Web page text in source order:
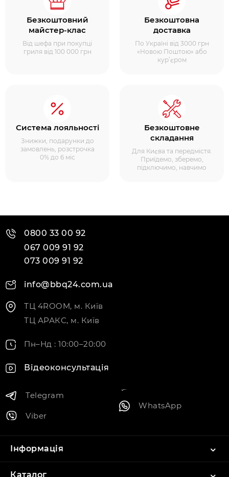
Безкоштовний
майстер-клас
Від шефа при покупці
гриля від 100 000 грн
Безкоштовна
доставка
По Україні від 3000 грн
«Новою Поштою» або
кур’єром
Система лояльності
Знижки, подарунки до
замовлень, розстрочка
0% до 6 міс
Безкоштовне
складання
Для Києва та передмістя.
Приїдемо, зберемо,
підключимо, навчимо
0800 33 00 92
067 009 91 92
073 009 91 92
info@bbq24.com.ua
ТЦ 4ROOM, м. Київ
ТЦ АРАКС, м. Київ
Пн–Нд : 10:00–20:00
Відеоконсультація
Telegram
Viber
WhatsApp
Інформація
Каталог